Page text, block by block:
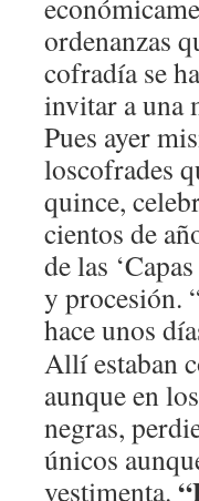
ordenanzas
cofradía se
invitar a una
Pues ayer
loscofrades
quince,
cientos de
de las
y procesión.
hace unos
Allí estaban
aunque en
negras,
únicos
vestimenta.